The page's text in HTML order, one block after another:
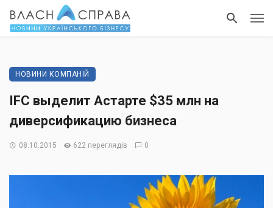
НОВИНИ КОМПАНІЙ
IFC выделит Астарте $35 млн на
диверсификацию бизнеса
08.10.2015 622 переглядів 0